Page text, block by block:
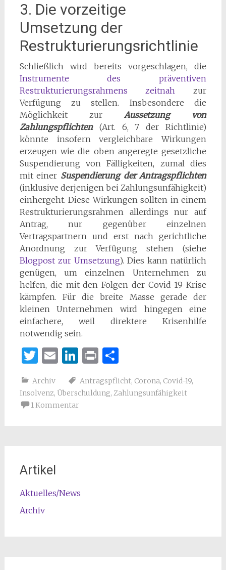
3. Die vorzeitige
Umsetzung der
Restrukturierungsrichtlinie
Schließlich wird bereits vorgeschlagen, die
Instrumente des präventiven
Restrukturierungsrahmens zeitnah zur
Verfügung zu stellen. Insbesondere die
Möglichkeit zurAussetzung von
Zahlungspflichten(Art. 6, 7 der Richtlinie)
könnte insofern vergleichbare Wirkungen
erzeugen wie die oben angeregte gesetzliche
Suspendierung von Fälligkeiten, zumal dies
mit einer Suspendierung der Antragspflichten
(inklusive derjenigen bei Zahlungsunfähigkeit)
einhergeht. Diese Wirkungen sollten in einem
Restrukturierungsrahmen allerdings nur auf
Antrag, nur gegenüber einzelnen
Vertragspartnern und erst nach gerichtliche
Anordnung zur Verfügung stehen (siehe
Blogpost zur Umsetzung). Dies kann natürlich
genügen, um einzelnen Unternehmen zu
helfen, die mit den Folgen der Covid-19-Krise
kämpfen. Für die breite Masse gerade der
kleinen Unternehmen wird hingegen eine
einfachere, weil direktere Krisenhilfe
notwendig sein.
Twitter
Email
LinkedIn
PrintTeilen
Archiv Antragspflicht, Corona, Covid-19,
Insolvenz, Überschuldung, Zahlungsunfähigkeit
1 Kommentar
Artikel
Aktuelles/News
Archiv